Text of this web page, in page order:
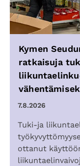
Kymen
ratkaisuja
7.8.2026
Tuki-ja
ottanut